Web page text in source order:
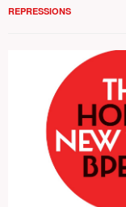
REPRESSIONS